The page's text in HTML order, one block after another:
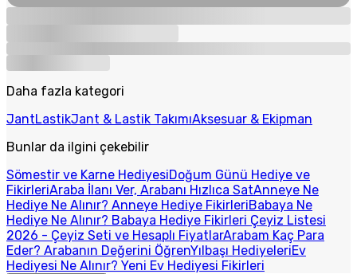
Daha fazla kategori
JantLastikJant & Lastik TakımıAksesuar & Ekipman
Bunlar da ilgini çekebilir
Sömestir ve Karne HediyesiDoğum Günü Hediye ve
FikirleriAraba İlanı Ver, Arabanı Hızlıca SatAnneye Ne
Hediye Ne Alınır? Anneye Hediye FikirleriBabaya Ne
Hediye Ne Alınır? Babaya Hediye Fikirleri Çeyiz Listesi
2026 - Çeyiz Seti ve Hesaplı FiyatlarArabam Kaç Para
Eder? Arabanın Değerini ÖğrenYılbaşı HediyeleriEv
Hediyesi Ne Alınır? Yeni Ev Hediyesi Fikirleri